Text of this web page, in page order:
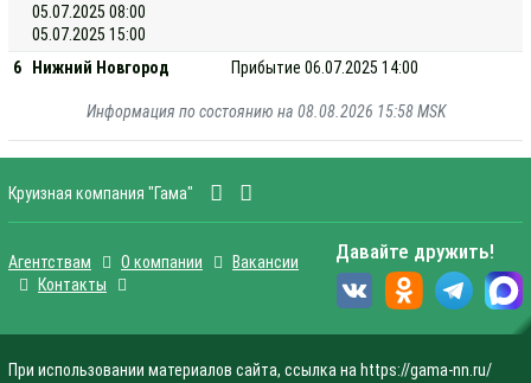
05.07.2025 08:00
05.07.2025 15:00
6 Нижний Новгород Прибытие 06.07.2025 14:00
Информация по состоянию на 08.08.2026 15:58 MSK
Круизная компания "Гама"
Агентствам О компании
Вакансии
Контакты
Давайте дружить!
При использовании материалов сайта, ссылка на https://gama-nn.ru/